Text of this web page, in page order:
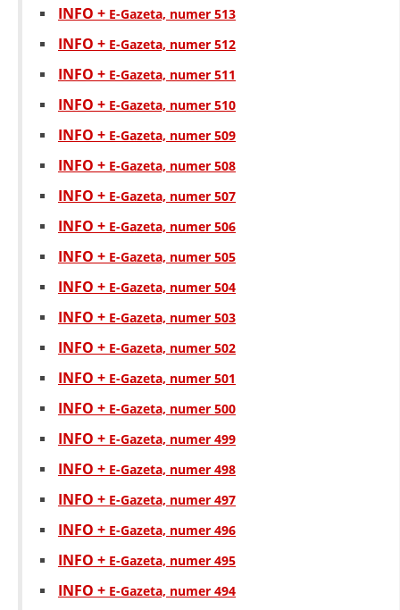
KONTAKT INFORMACIONE
ANËTARËSIMI NË STRUKTURAT PROFESIONALE
LIGJI I KRYQIT TË KUQ
ORGANIZIMI DHE ZHVILLIMI
BORDI DREJTUES
KUVENDI
STRUKTURA DHE STRUKTURA ORGANIZATIVE
SOCIALO-HUMANITARE
SI TË JEPNI DONACIONE
PËRGATITSHMËRI DHE VEPRIM GJATË KATASTROFAVE
INFO + E-Gazeta, numer 513
INFO + E-Gazeta, numer 512
INFO + E-Gazeta, numer 511
INFO + E-Gazeta, numer 510
INFO + E-Gazeta, numer 509
INFO + E-Gazeta, numer 508
INFO + E-Gazeta, numer 507
INFO + E-Gazeta, numer 506
INFO + E-Gazeta, numer 505
INFO + E-Gazeta, numer 504
INFO + E-Gazeta, numer 503
INFO + E-Gazeta, numer 502
INFO + E-Gazeta, numer 501
INFO + E-Gazeta, numer 500
INFO + E-Gazeta, numer 499
INFO + E-Gazeta, numer 498
INFO + E-Gazeta, numer 497
INFO + E-Gazeta, numer 496
INFO + E-Gazeta, numer 495
INFO + E-Gazeta, numer 494